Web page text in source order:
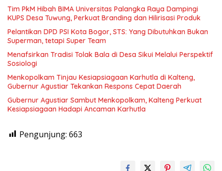
Tim PkM Hibah BIMA Universitas Palangka Raya Dampingi
KUPS Desa Tuwung, Perkuat Branding dan Hilirisasi Produk
Pelantikan DPD PSI Kota Bogor, STS: Yang Dibutuhkan Bukan
Superman, tetapi Super Team
Menafsirkan Tradisi Tolak Bala di Desa Sikui Melalui Perspektif
Sosiologi
Menkopolkam Tinjau Kesiapsiagaan Karhutla di Kalteng,
Gubernur Agustiar Tekankan Respons Cepat Daerah
Gubernur Agustiar Sambut Menkopolkam, Kalteng Perkuat
Kesiapsiagaan Hadapi Ancaman Karhutla
Pengunjung: 663